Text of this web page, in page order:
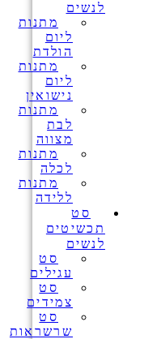
לנשים
מתנות
ליום
הולדת
מתנות
ליום
נישואין
מתנות
לבת
מצווה
מתנות
לכלה
מתנות
ללידה
סט
תכשיטים
לנשים
סט
עגילים
סט
צמידים
סט
שרשראות